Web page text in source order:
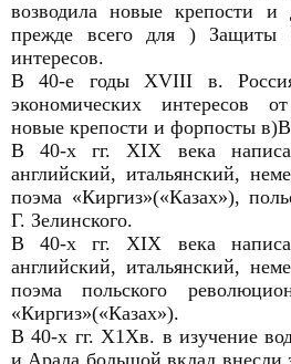
возводила новые крепости и
прежде всего для ) Защиты
интересов.
В 40-е годы XVIII в.
экономических интересов
новые крепости и форпосты
В 40-х гг. XIX века
английский, итальянский,
поэма «Киргиз»(«Казах»),
Г. Зелинского.
В 40-х гг. XIX века
английский, итальянский,
поэма польского
«Киргиз»(«Казах»).
В 40-х гг. Х1Хв. в изучение
и Арала большой вклад внесли